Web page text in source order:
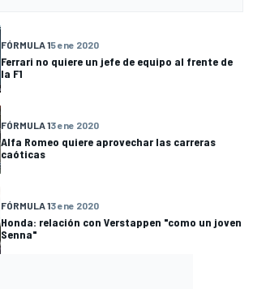
FÓRMULA 15 ene 2020
Ferrari no quiere un jefe de equipo al frente de
la F1
FÓRMULA 13 ene 2020
Alfa Romeo quiere aprovechar las carreras
caóticas
FÓRMULA 13 ene 2020
Honda: relación con Verstappen "como un joven
Senna"